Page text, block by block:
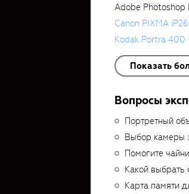
Adobe Photoshop
Canon PIXMA
Kodak Portra 400
Показать
Вопросы
Портретный
Выбор камеры
Помогите
Какой выбрать
Карта памяти